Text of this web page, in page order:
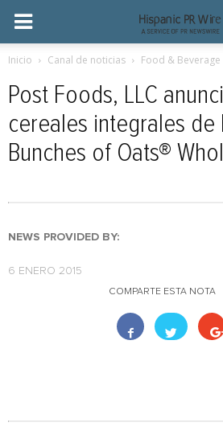
Inicio Canal de noticias Food & Beverage
Post Foods, LLC
cereales integrales de
Bunches of Oats®
NEWS PROVIDED BY:
6 ENERO 2015
COMPARTE ESTA NOTA